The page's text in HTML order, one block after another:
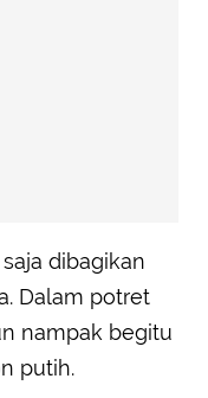
dibagikan
Dalam potret
nampak begitu
putih.